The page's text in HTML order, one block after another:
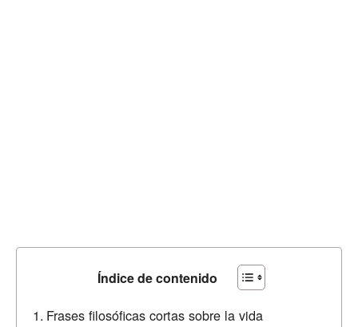
Índice de contenido
Frases filosóficas cortas sobre la vida